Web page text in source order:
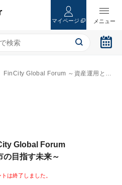
マイページ
Forum ～資産運用と国際金融都市の目指す未来～
Global Forum
の目指す未来～